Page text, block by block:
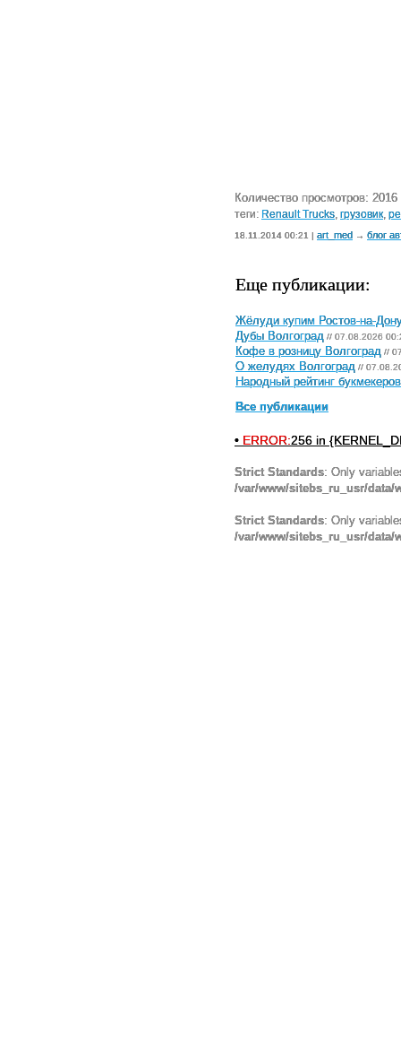
Количество просмотров: 2016
теги: Renault Trucks грузовик
18.11.2014 00:21 | art_med → блог
Еще публикации:
Жёлуди купим Ростов-на-
Дубы Волгоград // 07.08.2026
Кофе в розницу Волгоград //
О желудях Волгоград //
Народный рейтинг
Все публикации
• ERROR:256 in
Strict Standards: Only
/var/www/sitebs_ru_usr/
Strict Standards: Only
/var/www/sitebs_ru_usr/